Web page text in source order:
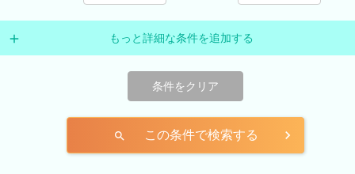
もっと詳細な条件を追加する
条件をクリア
search この条件で検索する